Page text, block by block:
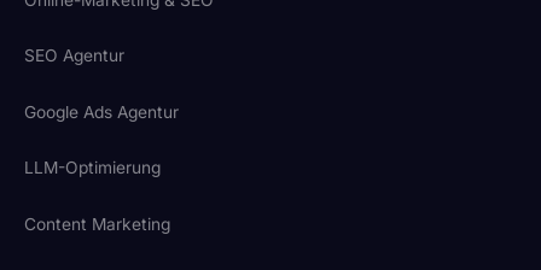
SEO Agentur
Google Ads Agentur
LLM-Optimierung
Content Marketing